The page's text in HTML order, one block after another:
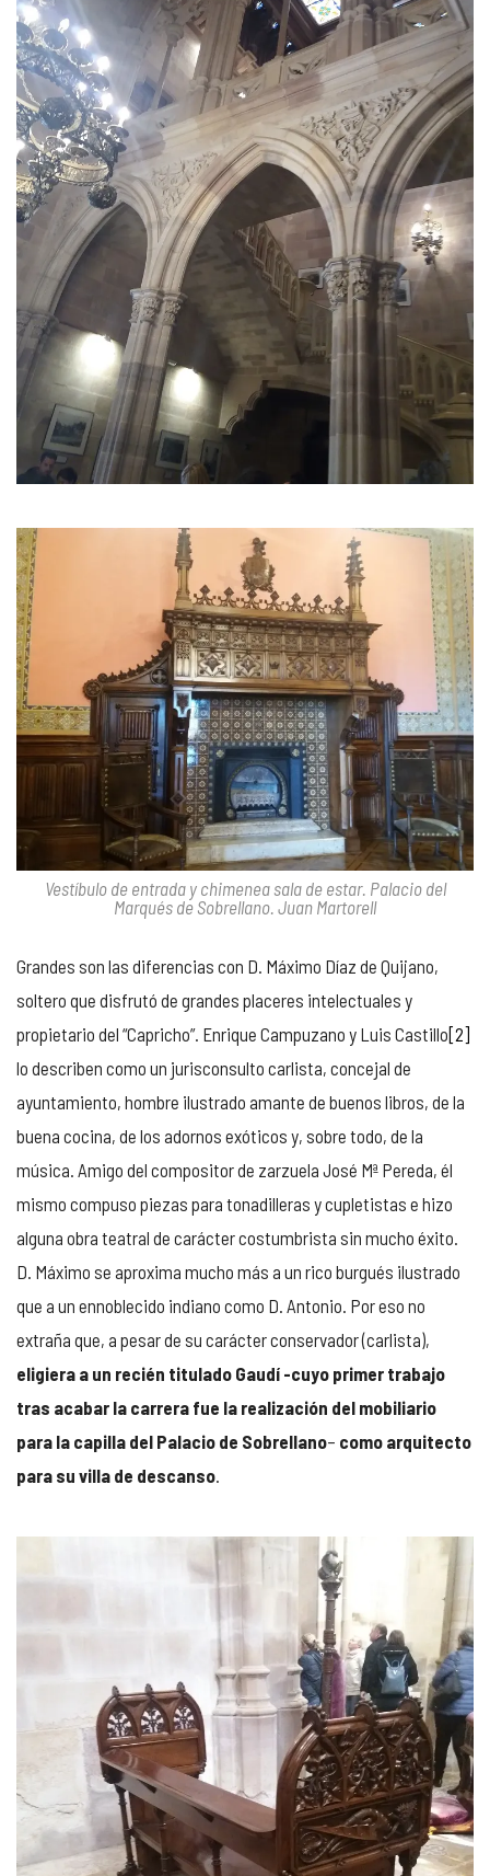
Vestíbulo de entrada y chimenea sala de estar. Palacio del
Marqués de Sobrellano. Juan Martorell
Grandes son las diferencias con D. Máximo Díaz de Quijano,
soltero que disfrutó de grandes placeres intelectuales y
propietario del “Capricho”. Enrique Campuzano y Luis Castillo[2]
lo describen como un jurisconsulto carlista, concejal de
ayuntamiento, hombre ilustrado amante de buenos libros, de la
buena cocina, de los adornos exóticos y, sobre todo, de la
música. Amigo del compositor de zarzuela José Mª Pereda, él
mismo compuso piezas para tonadilleras y cupletistas e hizo
alguna obra teatral de carácter costumbrista sin mucho éxito.
D. Máximo se aproxima mucho más a un rico burgués ilustrado
que a un ennoblecido indiano como D. Antonio. Por eso no
extraña que, a pesar de su carácter conservador (carlista),
eligiera a un recién titulado Gaudí -cuyo primer trabajo
tras acabar la carrera fue la realización del mobiliario
para la capilla del Palacio de Sobrellano– como arquitecto
para su villa de descanso.